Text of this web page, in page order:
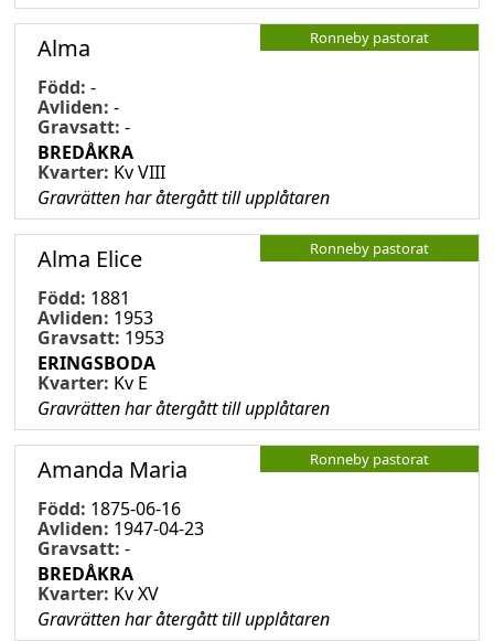
Ronneby pastorat
Alma
Född: -
Avliden: -
Gravsatt: -
BREDÅKRA
Kvarter: Kv VIII
Gravrätten har återgått till upplåtaren
Ronneby pastorat
Alma Elice
Född: 1881
Avliden: 1953
Gravsatt: 1953
ERINGSBODA
Kvarter: Kv E
Gravrätten har återgått till upplåtaren
Ronneby pastorat
Amanda Maria
Född: 1875-06-16
Avliden: 1947-04-23
Gravsatt: -
BREDÅKRA
Kvarter: Kv XV
Gravrätten har återgått till upplåtaren